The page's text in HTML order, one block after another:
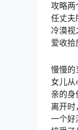
攻略两
任丈夫
冷漠
爱收
慢慢的
女儿
亲的
离开时
一个好